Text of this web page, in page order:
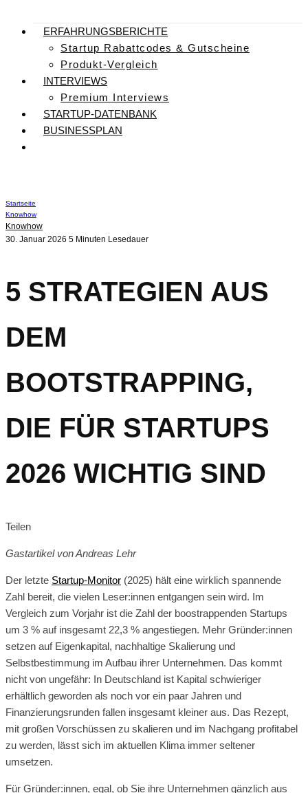
ERFAHRUNGSBERICHTE
Startup Rabattcodes & Gutscheine
Produkt-Vergleich
INTERVIEWS
Premium Interviews
STARTUP-DATENBANK
BUSINESSPLAN
Startseite
Knowhow
Knowhow
30. Januar 2026 5 Minuten Lesedauer
5 STRATEGIEN AUS
DEM
BOOTSTRAPPING,
DIE FÜR STARTUPS
2026 WICHTIG SIND
Teilen
Gastartikel von Andreas Lehr
Der letzte Startup-Monitor (2025) hält eine wirklich spannende
Zahl bereit, die vielen Leser:innen entgangen sein wird. Im
Vergleich zum Vorjahr ist die Zahl der boostrappenden Startups
um 3 % auf insgesamt 22,3 % angestiegen. Mehr Gründer:innen
setzen auf Eigenkapital, nachhaltige Skalierung und
Selbstbestimmung im Aufbau ihrer Unternehmen. Das kommt
nicht von ungefähr: In Deutschland ist Kapital schwieriger
erhältlich geworden als noch vor ein paar Jahren und
Finanzierungsrunden fallen insgesamt kleiner aus. Das Rezept,
mit großen Vorschüssen zu skalieren und im Nachgang profitabel
zu werden, lässt sich im aktuellen Klima immer seltener
umsetzen.
Für Gründer:innen, egal, ob Sie ihre Unternehmen gänzlich aus